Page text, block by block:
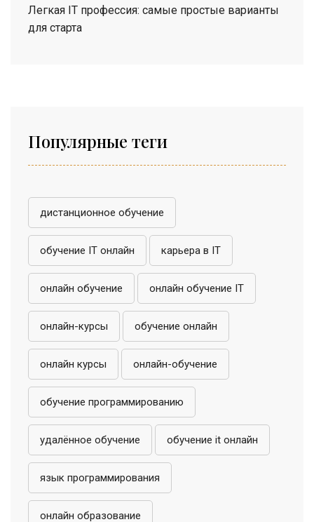
Легкая IT профессия: самые простые варианты
для старта
Популярные теги
дистанционное обучение
обучение IT онлайн карьера в IT
онлайн обучение онлайн обучение IT
онлайн-курсы обучение онлайн
онлайн курсы онлайн-обучение
обучение программированию
удалённое обучение обучение it онлайн
язык программирования
онлайн образование